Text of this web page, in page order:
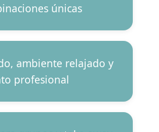
únicas
ambiente relajado y
profesional